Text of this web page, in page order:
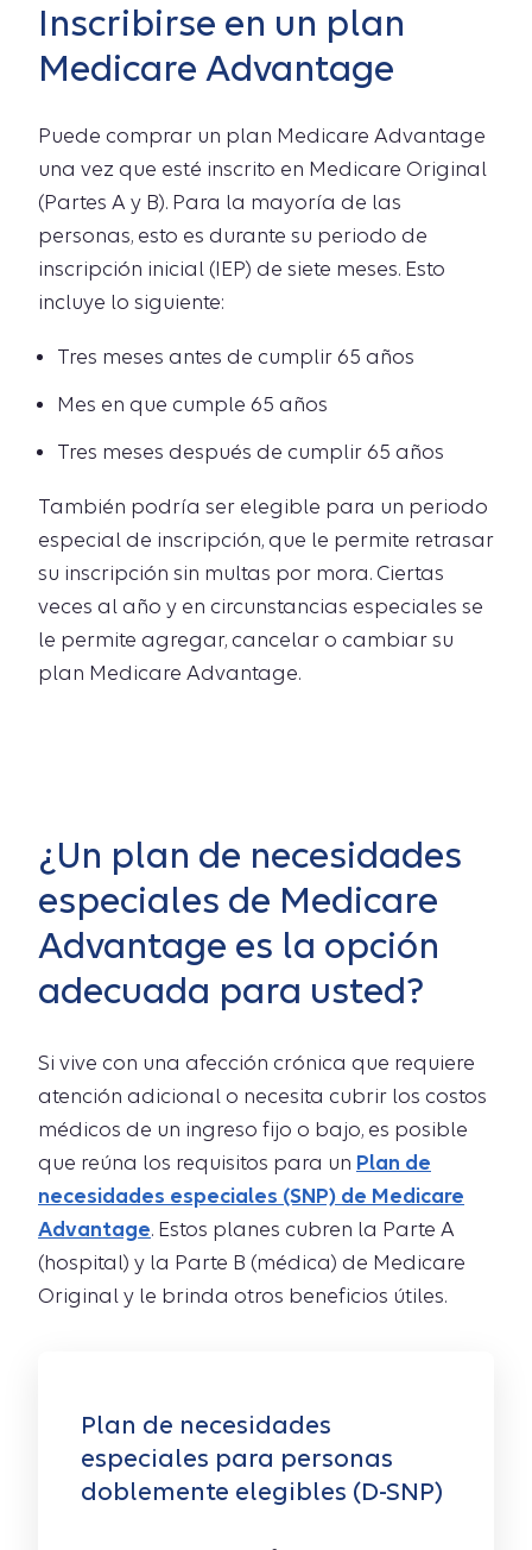
Inscribirse en un plan
Medicare Advantage
Puede comprar un plan Medicare Advantage
una vez que esté inscrito en Medicare Original
(Partes A y B). Para la mayoría de las
personas, esto es durante su periodo de
inscripción inicial (IEP) de siete meses. Esto
incluye lo siguiente:
Tres meses antes de cumplir 65 años
Mes en que cumple 65 años
Tres meses después de cumplir 65 años
También podría ser elegible para un periodo
especial de inscripción, que le permite retrasar
su inscripción sin multas por mora. Ciertas
veces al año y en circunstancias especiales se
le permite agregar, cancelar o cambiar su
plan Medicare Advantage.
¿Un plan de necesidades
especiales de Medicare
Advantage es la opción
adecuada para usted?
Si vive con una afección crónica que requiere
atención adicional o necesita cubrir los costos
médicos de un ingreso fijo o bajo, es posible
que reúna los requisitos para un Plan de
necesidades especiales (SNP) de Medicare
Advantage. Estos planes cubren la Parte A
(hospital) y la Parte B (médica) de Medicare
Original y le brinda otros beneficios útiles.
Plan de necesidades
especiales para personas
doblemente elegibles (D-SNP)